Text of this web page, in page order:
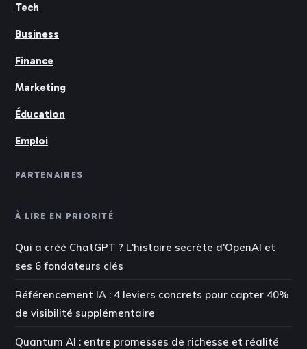
Tech
Business
Finance
Marketing
Éducation
Emploi
PARTENAIRES
À LIRE EN PRIORITÉ
Qui a créé ChatGPT ? L'histoire secrète d'OpenAI et
ses 6 fondateurs clés
Référencement IA : 4 leviers concrets pour capter 40%
de visibilité supplémentaire
Quantum AI : entre promesses de richesse et réalité